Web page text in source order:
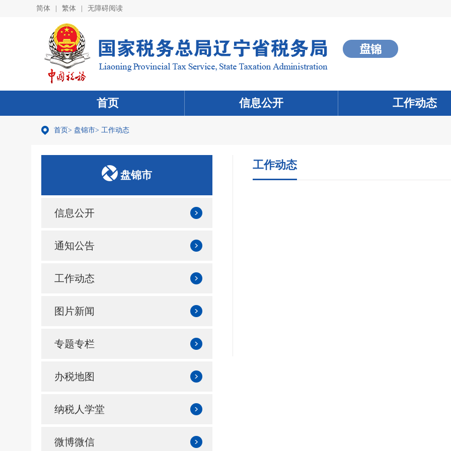
简体 繁体 无障碍阅读
首页 信息公开 工作动态
首页> 盘锦市> 工作动态
盘锦市
信息公开
通知公告
工作动态
图片新闻
专题专栏
办税地图
纳税人学堂
微博微信
工作动态